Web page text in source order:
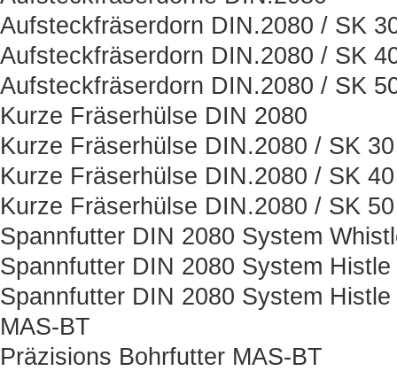
Aufsteckfräserdorn DIN.2080 / SK
Aufsteckfräserdorn DIN.2080 / SK
Aufsteckfräserdorn DIN.2080 / SK
Kurze Fräserhülse DIN 2080
Kurze Fräserhülse DIN.2080 / SK 30
Kurze Fräserhülse DIN.2080 / SK 40
Kurze Fräserhülse DIN.2080 / SK 50
Spannfutter DIN 2080 System
Spannfutter DIN 2080 System
Spannfutter DIN 2080 System
MAS-BT
Präzisions Bohrfutter MAS-BT